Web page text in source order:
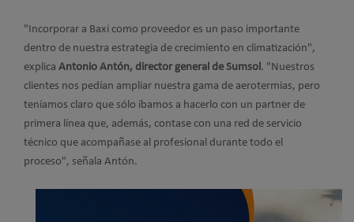
"Incorporar a Baxi como proveedor es un paso importante
dentro de nuestra estrategia de crecimiento en climatización",
explica Antonio Antón, director general de Sumsol . "Nuestros
clientes nos pedían ampliar nuestra gama de aerotermias, pero
teníamos claro que sólo íbamos a hacerlo con un partner de
primera línea que, además, contase con una red de servicio
técnico que acompañase al profesional durante todo el
proceso", señala Antón.